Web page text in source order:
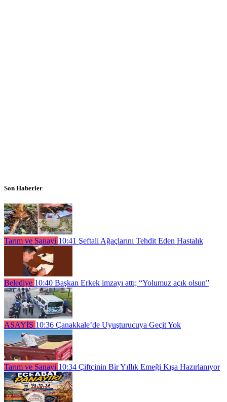
Son Haberler
Tarım ve Sanayi 10:41 Şeftali Ağaçlarını Tehdit Eden Hastalık
Belediye 10:40 Başkan Erkek imzayı attı; “Yolumuz açık olsun”
ASAYİŞ 10:36 Çanakkale’de Uyuşturucuya Geçit Yok
Tarım ve Sanayi 10:34 Çiftçinin Bir Yıllık Emeği Kışa Hazırlanıyor